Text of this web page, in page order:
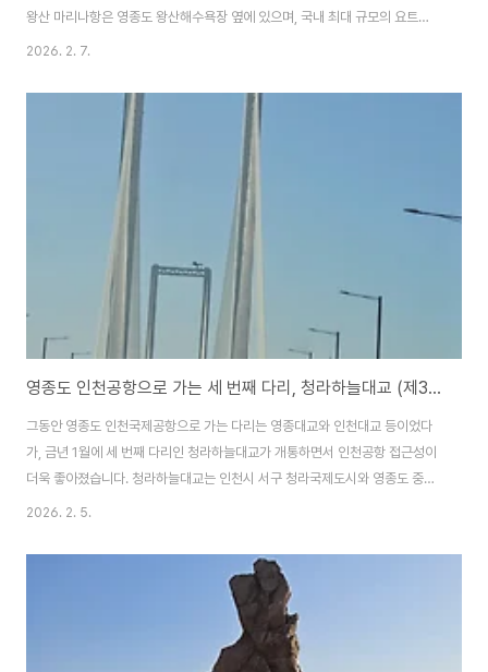
왕산 마리나항은 영종도 왕산해수욕장 옆에 있으며, 국내 최대 규모의 요트선
착장이 있는 항구인데요.여름이면 대표적인 해양 레저시설로 요트와 해양스포
수 있는 곳으로 해수욕과 낚시 등을 즐기는 등 종합 휴양지이기도 한 곳입니다.
영종도 나들이를 많이 다녀왔지만 왕산해수욕장에만 다녀갔지, 이곳 왕산마리
나항은 이번에 처음 찾았는데요.보통 서해하면 갯벌과 낙조를 떠올리는데, 왕
산 마리나항에 와 보니 '여기가 서해바다 맞아?'라는 생각이 들 정도로 겨울의
2026. 2. 7.
영종도 인천공항으로 가는 세 번째 다리, 청라하늘대교 (제3연륙교)
그동안 영종도 인천국제공항으로 가는 다리는 영종대교와 인천대교 등이었다
가, 금년 1월에 세 번째 다리인 청라하늘대교가 개통하면서 인천공항 접근성이
더욱 좋아졌습니다. 청라하늘대교는 인천시 서구 청라국제도시와 영종도 중산
동을 연결하는 길이 4.68km의 왕복 6차로 해상교량입니다.2020년 착공해
미로 제3연륙교로 불렀습니다. 지난해 청라하늘대교라는 명칭으로 결정됐으
나 중구의 이의제기로 심의절차를 진행했고, 원래대로 청라하늘대교로 최종 결
정된 것이라고 합니다.청라하늘대교는 영종도의 영종하늘도시, 인천시의 청라
국제도시 이름을 따서 만든 것입니다.서쪽으로는 영종도 인천공항 등으로 가는
하늘대로와 영종대로와, 동쪽으로는 수도원 제2..
2026. 2. 5.